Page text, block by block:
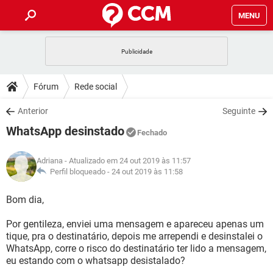
MENU
CELULAR
OUTLOOK
INSTAGRAM GMAIL
GUIA DE COMPRAS
DICAS
JOGOS
INSTAGRAM GMAIL
GUIA DE COMPRAS
DOWNLOADS
JOGOS WHATSAPP
CELULAR
OUTLOOK EXCEL
INSTAGRAM
JOGOS WHATSAPP
CELULAR
OUTLOOK
INSTAGRAM GMAIL
GUIA DE COMPRAS
GLOSSÁRIO
JOGOS
OUTLOOK EXCEL
INSTAGRAM GMAIL
Fórum Rede social
Anterior Seguinte
WhatsApp desinstado Fechado
Adriana - Atualizado em 24 out 2019 às 11:57
Perfil bloqueado - 24 out 2019 às 11:58
Bom dia,
Por gentileza, enviei uma mensagem e apareceu apenas um
tique, pra o destinatário, depois me arrependi e desinstalei o
WhatsApp, corre o risco do destinatário ter lido a mensagem,
eu estando com o whatsapp desistalado?